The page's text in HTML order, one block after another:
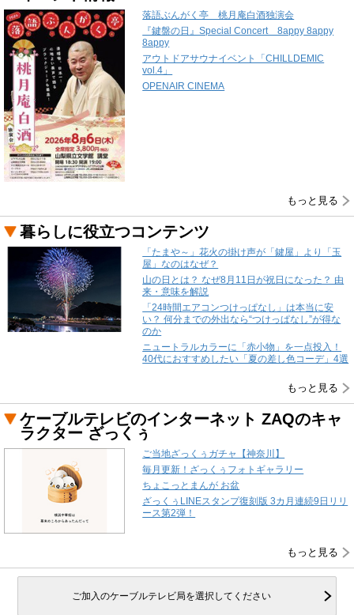
落語ぶんがく亭 桃月庵白酒独演会
『鍵盤の日』Special Concert 8appy 8appy
8appy
アウトドアサウナイベント「CHILLDEMIC
vol.4」
OPENAIR CINEMA
もっと見る
暮らしに役立つコンテンツ
「たまや～」花火の掛け声が「鍵屋」より「玉
屋」なのはなぜ？
山の日とは？ なぜ8月11日が祝日になった？ 由
来・意味を解説
「24時間エアコンつけっぱなし」は本当に安
い？ 何分までの外出なら“つけっぱなし”が得な
のか
ニュートラルカラーに「赤小物」を一点投入！
40代におすすめしたい「夏の差し色コーデ」4選
もっと見る
ケーブルテレビのインターネット ZAQのキャ
ラクター ざっくぅ
ご当地ざっくぅガチャ【神奈川】
毎月更新！ざっくぅフォトギャラリー
ちょこっとまんが お盆
ざっくぅLINEスタンプ復刻版 3カ月連続9日リリ
ース第2弾！
もっと見る
ご加入のケーブルテレビ局を選択してください